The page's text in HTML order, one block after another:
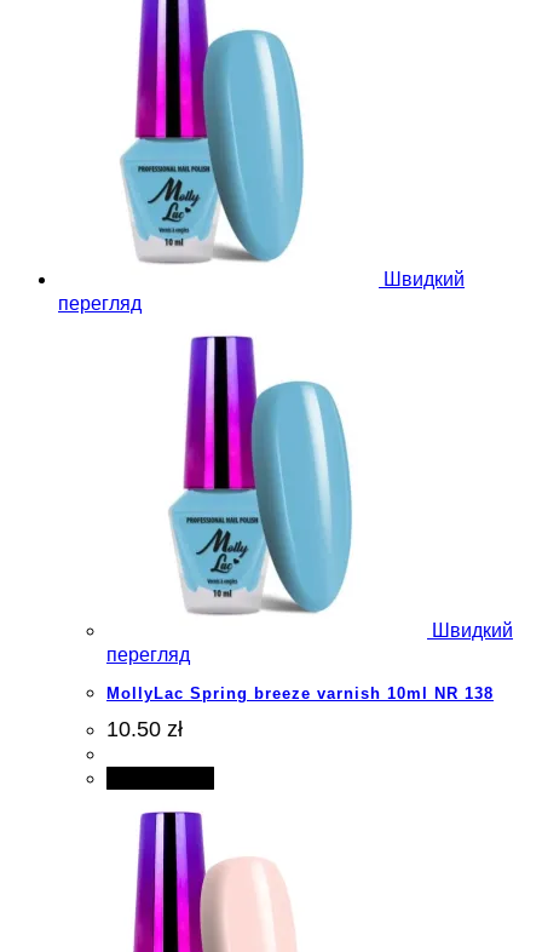
Швидкий
перегляд
Швидкий
перегляд
MollyLac Spring breeze varnish 10ml NR 138
10.50 zł